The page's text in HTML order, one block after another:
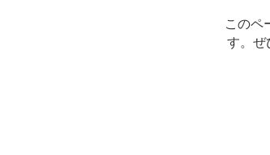
このペ
す。ぜ